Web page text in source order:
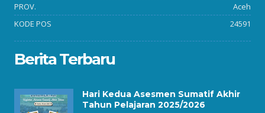
PROV.
Aceh
KODE POS
24591
Berita Terbaru
Hari Kedua Asesmen Sumatif Akhir
Tahun Pelajaran 2025/2026